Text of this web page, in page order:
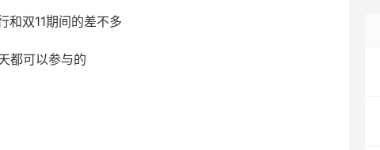
和双11期间的差不多
都可以参与的